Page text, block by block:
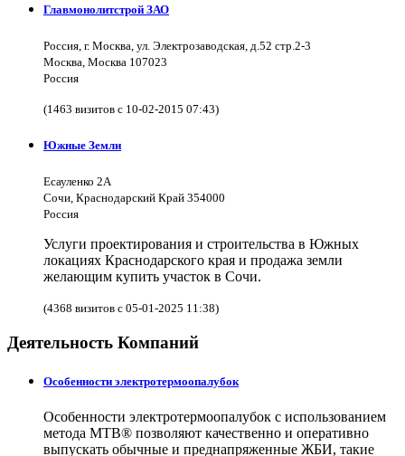
Главмонолитстрой ЗАО
Россия, г. Москва, ул. Электрозаводская, д.52 стр.2-3
Москва, Москва 107023
Россия
(1463 визитов с 10-02-2015 07:43)
Южные Земли
Есауленко 2А
Сочи, Краснодарский Край 354000
Россия
Услуги проектирования и строительства в Южных
локациях Краснодарского края и продажа земли
желающим купить участок в Сочи.
(4368 визитов с 05-01-2025 11:38)
Деятельность Компаний
Особенности электротермоопалубок
Особенности электротермоопалубок с использованием
метода МТВ® позволяют качественно и оперативно
выпускать обычные и преднапряженные ЖБИ, такие